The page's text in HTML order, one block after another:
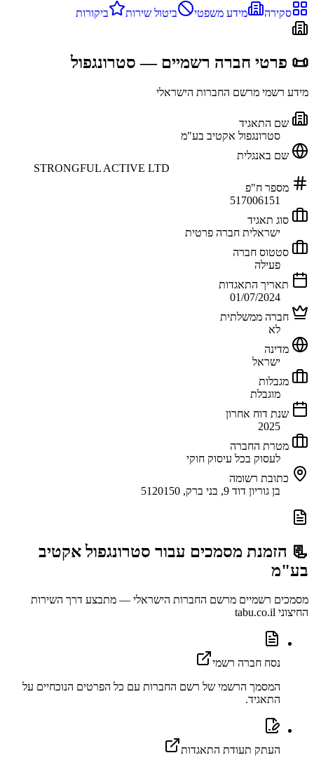
סקירה
מידע משפטי ביטול שירות ביקורות
📜 פרטי חברה רשמיים — סטרונגפול
מידע רשמי מרשם החברות הישראלי
שם התאגיד
סטרונגפול אקטיב בע"מ
שם באנגלית
STRONGFUL ACTIVE LTD
מספר ח"פ
517006151
סוג תאגיד
ישראלית חברה פרטית
סטטוס חברה
פעילה
תאריך התאגדות
01/07/2024
חברה ממשלתית
לא
מדינה
ישראל
מגבלות
מוגבלת
שנת דוח אחרון
2025
מטרת החברה
לעסוק בכל עיסוק חוקי
כתובת רשומה
בן גוריון דוד 9, בני ברק, 5120150
📃 הזמנת מסמכים עבור סטרונגפול אקטיב
בע"מ
מסמכים רשמיים מרשם החברות הישראלי — מתבצע דרך השירות
החיצוני tabu.co.il
נסח חברה רשמי
המסמך הרשמי של רשם החברות עם כל הפרטים הנוכחיים על
התאגיד.
העתק תעודת התאגדות